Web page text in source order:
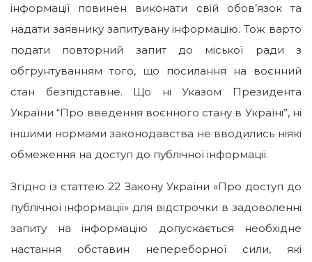
інформації повинен виконати свій обов’язок та
надати заявнику запитувану інформацію. Тож варто
подати повторний запит до міської ради з
обгрунтуванням того, що посилання на воєнний
стан безпідставне. Що ні Указом Президента
України “Про введення воєнного стану в Україні”, ні
іншими нормами законодавства не вводились ніякі
обмеження на доступ до публічної інформації.
Згідно із статтею 22 Закону України «Про доступ до
публічної інформації» для відстрочки в задоволенні
запиту на інформацію допускається необхідне
настання обставин непереборної сили, які